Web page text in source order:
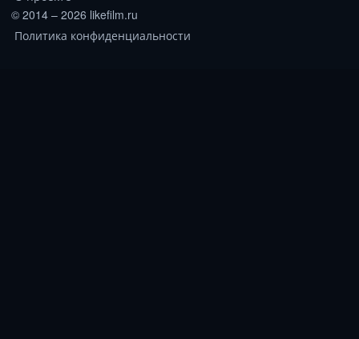
© 2014 – 2026 likefilm.ru
Политика конфиденциальности